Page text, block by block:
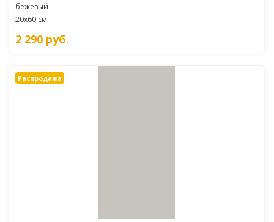
бежевый
20x60 см.
2 290 руб.
Распродажа